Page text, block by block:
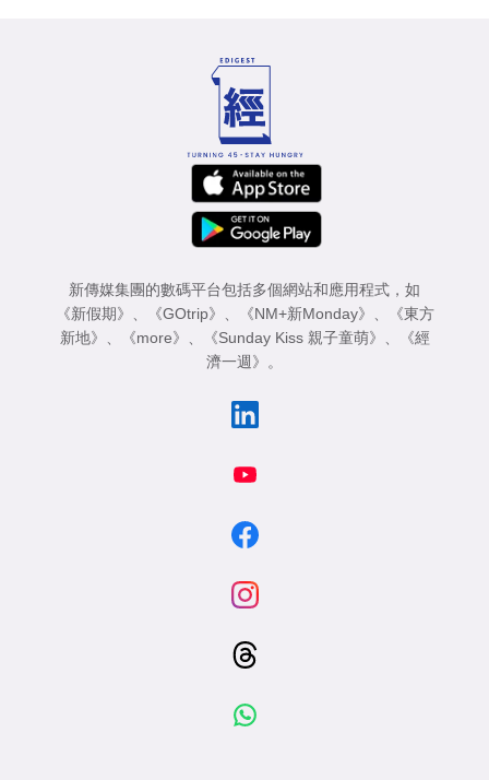
新傳媒集團的數碼平台包括多個網站和應用程式，如
《新假期》
《GOtrip》 《NM+新Monday》
《東方
新地》
《more》 《Sunday Kiss 親子童萌》
《經
濟一週》
。